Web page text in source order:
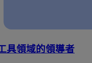
具領域的領導者